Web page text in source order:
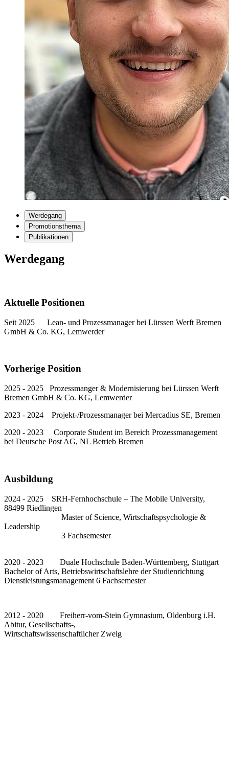
Werdegang
Promotionsthema
Publikationen
Werdegang
Aktuelle Positionen
Seit 2025 Lean- und Prozessmanager bei Lürssen Werft Bremen
GmbH & Co. KG, Lemwerder
Vorherige Position
2025 - 2025 Prozessmanger & Modernisierung bei Lürssen Werft
Bremen GmbH & Co. KG, Lemwerder
2023 - 2024 Projekt-/Prozessmanager bei Mercadius SE, Bremen
2020 - 2023 Corporate Student im Bereich Prozessmanagement
bei Deutsche Post AG, NL Betrieb Bremen
Ausbildung
2024 - 2025 SRH-Fernhochschule – The Mobile University,
88499 Riedlingen
Master of Science, Wirtschaftspsychologie &
Leadership
3 Fachsemester
2020 - 2023 Duale Hochschule Baden-Württemberg, Stuttgart
Bachelor of Arts, Betriebswirtschaftslehre der Studienrichtung
Dienstleistungsmanagement 6 Fachsemester
2012 - 2020 Freiherr-vom-Stein Gymnasium, Oldenburg i.H.
Abitur, Gesellschafts-,
Wirtschaftswissenschaftlicher Zweig